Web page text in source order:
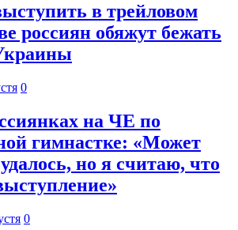
в трейловом
россиян обяжут бежать
0
на ЧЕ по
гимнастке: «Может
но я считаю, что
0